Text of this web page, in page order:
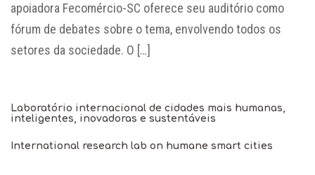
apoiadora Fecomércio-SC oferece seu auditório como
fórum de debates sobre o tema, envolvendo todos os
setores da sociedade. O […]
Laboratório internacional de cidades mais humanas,
inteligentes, inovadoras e sustentáveis
International research lab on humane smart cities